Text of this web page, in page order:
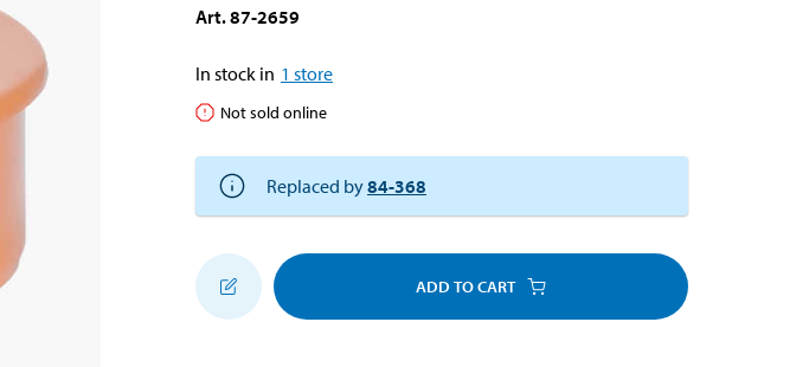
Art.87-2659
In stock in 1 store
Not sold online
Replaced by84-368
ADD TO CART